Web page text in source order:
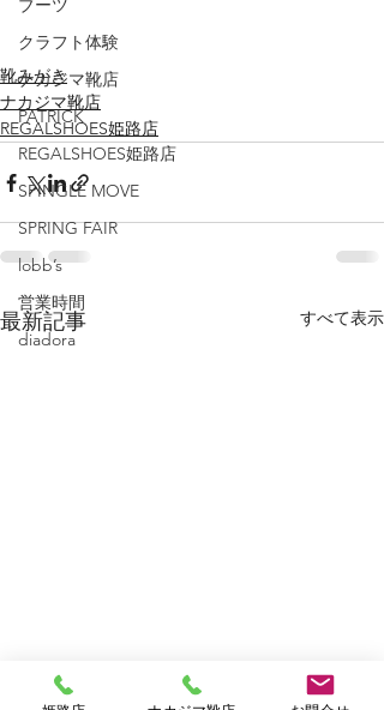
ブーツ
クラフト体験
ナカジマ靴店
PATRICK
REGALSHOES姫路店
SPINGLE MOVE
SPRING FAIR
lobb’s
営業時間
diadora
靴みがき
ナカジマ靴店
REGALSHOES姫路店
最新記事 すべて表示